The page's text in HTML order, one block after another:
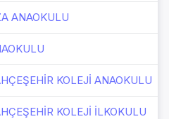
ANAOKULU
KOLEJİ ANAOKULU
KOLEJİ İLKOKULU